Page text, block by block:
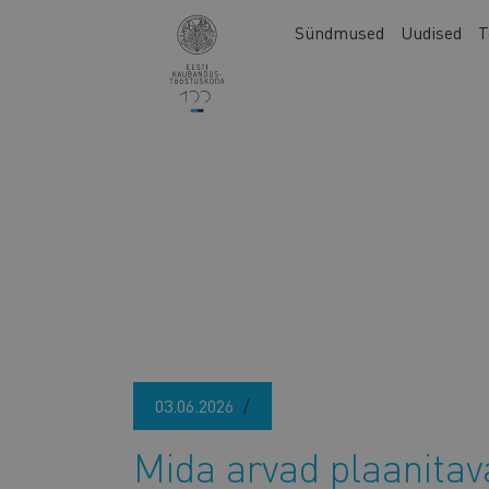
Main
Sündmused Uudised
03.06.2026
Mida arvad